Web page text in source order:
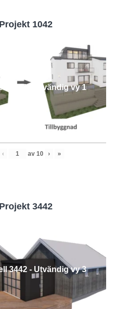
Projekt 1042
1042 - Utvändig vy 1
‹ av 10 › »
Projekt 3442
3442 - Utvändig vy 3